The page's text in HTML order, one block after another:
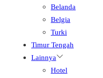
Belanda
Belgia
Turki
Timur Tengah
Lainnya
Hotel